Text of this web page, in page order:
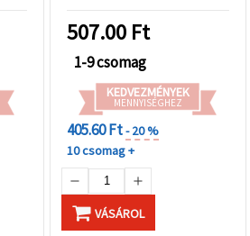
projektekhez
507.00 Ft
1-9 csomag
KEDVEZMÉNYEK
MENNYISÉGHEZ
405.60 Ft- 20 %
10 csomag +
VÁSÁROL